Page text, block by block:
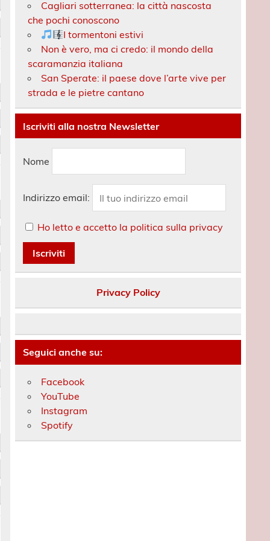
Cagliari sotterranea: la città nascosta
che pochi conoscono
I tormentoni estivi
Non è vero, ma ci credo: il mondo della
scaramanzia italiana
San Sperate: il paese dove l’arte vive per
strada e le pietre cantano
Iscriviti alla nostra Newsletter
Nome
Indirizzo email:
Ho letto e accetto la politica sulla privacy
Privacy Policy
Seguici anche su:
Facebook
YouTube
Instagram
Spotify